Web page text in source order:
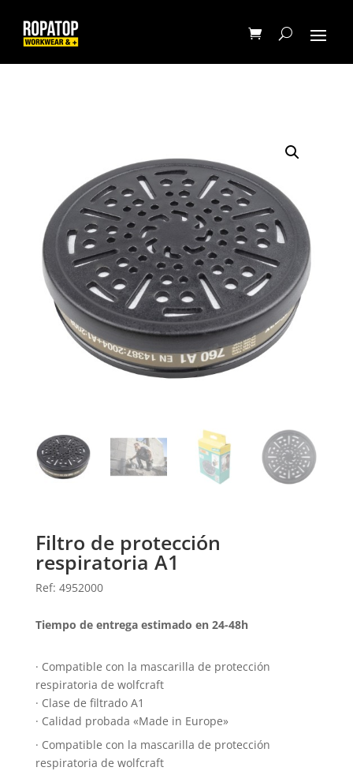
Filtro de protección
respiratoria A1
Ref: 4952000
Tiempo de entrega estimado en 24-48h
· Compatible con la mascarilla de protección
respiratoria de wolfcraft
· Clase de filtrado A1
· Calidad probada «Made in Europe»
· Compatible con la mascarilla de protección
respiratoria de wolfcraft